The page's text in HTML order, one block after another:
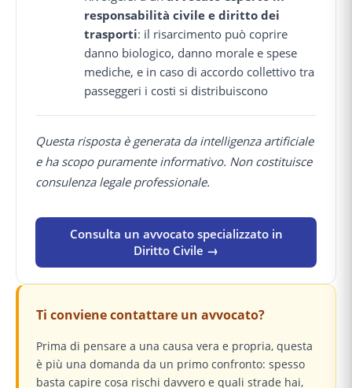
responsabilità civile e diritto dei
trasporti: il risarcimento può coprire
danno biologico, danno morale e spese
mediche, e in caso di accordo collettivo tra
passeggeri i costi si distribuiscono
Questa risposta è generata da intelligenza artificiale
e ha scopo puramente informativo. Non costituisce
consulenza legale professionale.
Consulta un avvocato specializzato in
Diritto Civile →
Ti conviene contattare un avvocato?
Prima di pensare a una causa vera e propria, questa
è più una domanda da un primo confronto: spesso
basta capire cosa rischi davvero e quali strade hai,